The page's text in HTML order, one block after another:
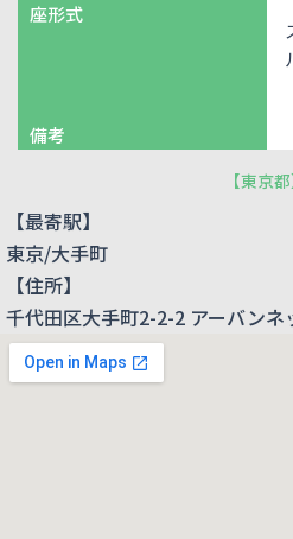
座形式
備考
【東京都
【最寄駅】
東京/大手町
【住所】
千代田区大手町2-2-2 アーバンネ